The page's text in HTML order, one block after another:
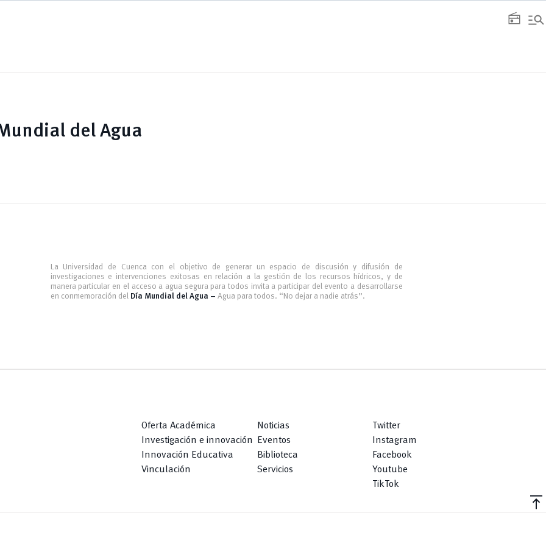
radio manage_search
del Agua
La Universidad de Cuenca con el objetivo de generar un espacio de discusión y difusión de
investigaciones e intervenciones exitosas en relación a la gestión de los recursos hídricos, y de
manera particular en el acceso a agua segura para todos invita a participar del evento a desarrollarse
en conmemoración del Día Mundial del Agua – Agua para todos. “No dejar a nadie atrás”.
Oferta Académica
Investigación e innovación
Innovación Educativa
Vinculación
Noticias
Eventos
Biblioteca
Servicios
Twitter
Instagram
Facebook
Youtube
TikTok
vertical_align_top